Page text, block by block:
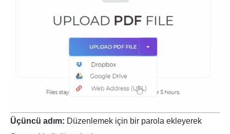
Üçüncü adım: Düzenlemek için bir parola ekleyerek